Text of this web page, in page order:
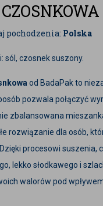
pochodzenia: Polska
sól, czosnek suszony.
od BadaPak to
pozwala połączyć
zbalansowana
rozwiązanie dla osób,
procesowi suszenia,
lekko słodkawego i
walorów pod